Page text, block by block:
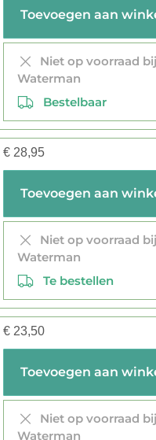
Niet op voorraad
Waterman
Bestelbaar
€ 28,95
Niet op voorraad
Waterman
Te bestellen
€ 23,50
Niet op voorraad
Waterman